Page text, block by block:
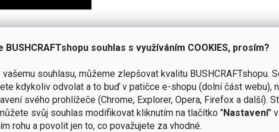
BUSHCRAFTshopu souhlas s využíváním COOKIES, prosím?
vašemu souhlasu, můžeme zlepšovat kvalitu BUSHCRAFTshopu.
kdykoliv odvolat a to buď v patičce e-shopu (dolní část webu),
svého prohlížeče (Chrome, Explorer, Opera, Firefox a další).
svůj souhlas modifikovat kliknutím na tlačítko "Nastavení"
rohu a povolit jen to, co považujete za vhodné.
hluk při pohybu, ideální pro lov.
jsou zesíleny materiálem Endurance pro zvýšenou
během intenzivní aktivity.